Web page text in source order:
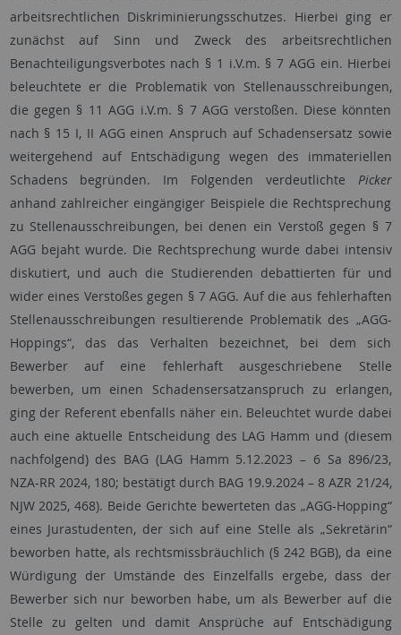
arbeitsrechtlichen Diskriminierungsschutzes. Hierbei ging er
zunächst auf Sinn und Zweck des arbeitsrechtlichen
Benachteiligungsverbotes nach § 1 i.V.m. § 7 AGG ein. Hierbei
beleuchtete er die Problematik von Stellenausschreibungen,
die gegen § 11 AGG i.V.m. § 7 AGG verstoßen. Diese könnten
nach § 15 I, II AGG einen Anspruch auf Schadensersatz sowie
weitergehend auf Entschädigung wegen des immateriellen
Schadens begründen. Im Folgenden verdeutlichte Picker
anhand zahlreicher eingängiger Beispiele die Rechtsprechung
zu Stellenausschreibungen, bei denen ein Verstoß gegen § 7
AGG bejaht wurde. Die Rechtsprechung wurde dabei intensiv
diskutiert, und auch die Studierenden debattierten für und
wider eines Verstoßes gegen § 7 AGG. Auf die aus fehlerhaften
Stellenausschreibungen resultierende Problematik des „AGG-
Hoppings“, das das Verhalten bezeichnet, bei dem sich
Bewerber auf eine fehlerhaft ausgeschriebene Stelle
bewerben, um einen Schadensersatzanspruch zu erlangen,
ging der Referent ebenfalls näher ein. Beleuchtet wurde dabei
auch eine aktuelle Entscheidung des LAG Hamm und (diesem
nachfolgend) des BAG (LAG Hamm 5.12.2023 – 6 Sa 896/23,
NZA-RR 2024, 180; bestätigt durch BAG 19.9.2024 – 8 AZR 21/24,
NJW 2025, 468). Beide Gerichte bewerteten das „AGG-Hopping“
eines Jurastudenten, der sich auf eine Stelle als „Sekretärin“
beworben hatte, als rechtsmissbräuchlich (§ 242 BGB), da eine
Würdigung der Umstände des Einzelfalls ergebe, dass der
Bewerber sich nur beworben habe, um als Bewerber auf die
Stelle zu gelten und damit Ansprüche auf Entschädigung